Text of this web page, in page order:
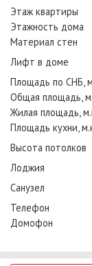
Этаж квартиры
Этажность дома
Материал стен
Лифт в доме
Площадь по СНБ,
Общая площадь,
Жилая площадь,
Площадь кухни,
Высота потолков
Лоджия
Санузел
Телефон
Домофон